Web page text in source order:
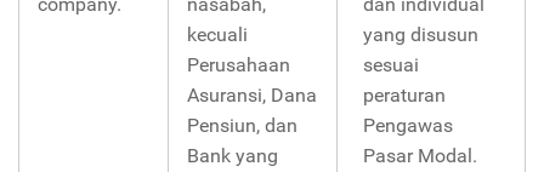
kecuali
Perusahaan
Asuransi, Dana
Pensiun, dan
Bank yang
yang disusun
sesuai
peraturan
Pengawas
Pasar Modal.